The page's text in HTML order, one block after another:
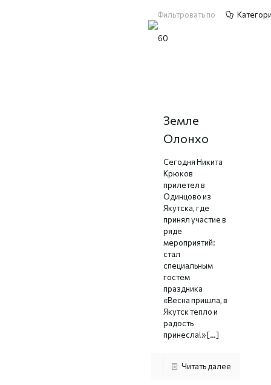
Фильтровать по
Земле
Олонхо
Сегодня Никита
Крюков
прилетел в
Одинцово из
Якутска, где
принял участие в
ряде
мероприятий:
стал
специальным
гостем
праздника
«Весна пришла, в
Якутск тепло и
радость
принесла!»[…]
Читать далее